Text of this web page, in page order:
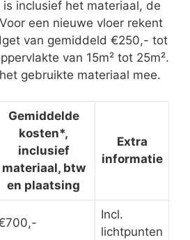
inclusief het materiaal, de
een nieuwe vloer rekent
van gemiddeld €250,- tot
van 15m² tot 25m².
gebruikte materiaal mee.
Gemiddelde
kosten*,
inclusief
materiaal, btw
en plaatsing
Extra
informatie
Incl.
lichtpunten